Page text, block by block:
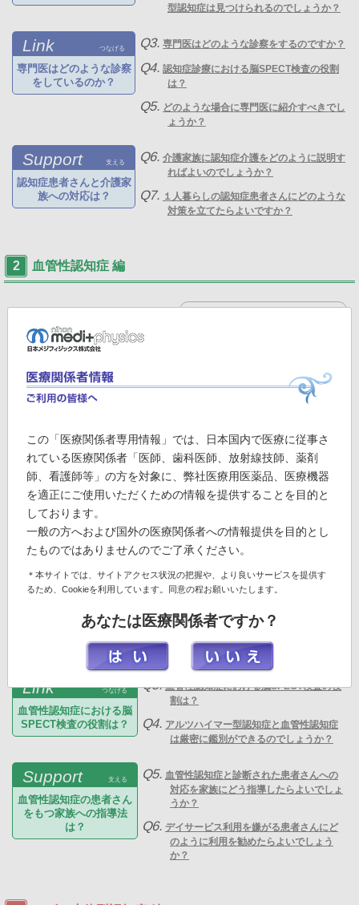
型認知症は見つけられるのでしょうか？
Link つなげる
専門医はどのような診察
をしているのか？
Q3. 専門医はどのような診察をするのですか？
Q4. 認知症診療における脳SPECT検査の役割
は？
Q5. どのような場合に専門医に紹介すべきでし
ょうか？
Support 支える
認知症患者さんと介護家
族への対応は？
Q6. 介護家族に認知症介護をどのように説明す
ればよいのでしょうか？
Q7. １人暮らしの認知症患者さんにどのような
対策を立てたらよいですか？
血管性認知症 編
に位置し、要介護の原因疾患として最も多いものです。従来から脳血管
障害に認知症を伴うとき、血管性認知症と安易に診断されてきた可能性
性認知症の存在を除外しなければならず、逆の場合も同様です。しか
し、実際には両者を合併する患者さんが多いと思われます。血管性認知
症は、解決しなければならない問題点を数多く抱える病態なのです。さ
らに今日、アルツハイマー型認知症と血管性認知症は、臨床症状や血管
性危険因子など多くの点で類似性を示すことが強調されてきています。
今回は、かかりつけ医の先生方が日常臨床で遭遇する機会の多い血管性
認知症の病態とその対策について解説を行いたいと思います。
Notice
血管性認知症をどう考え
Q1. 血管性認知症をどう考えたらよいでしょ
うか？
Link つなげる
血管性認知症における脳
SPECT検査の役割は？
Q3.血管性認知症における脳SPECT検査の役
割は？
Q4. アルツハイマー型認知症と血管性認知症
は厳密に鑑別ができるのでしょうか？
Support 支える
血管性認知症の患者さん
をもつ家族への指導法
は？
Q5. 血管性認知症と診断された患者さんへの
対応を家族にどう指導したらよいでしょ
うか？
Q6. デイサービス利用を嫌がる患者さんにど
のように利用を勧めたらよいでしょう
か？
この「医療関係者専用情報」では、日本国内で医療に従事さ
れている医療関係者「医師、歯科医師、放射線技師、薬剤
師、看護師等」の方を対象に、弊社医療用医薬品、医療機器
を適正にご使用いただくための情報を提供することを目的と
しております。
一般の方へおよび国外の医療関係者への情報提供を目的とし
たものではありませんのでご了承ください。
＊本サイトでは、サイトアクセス状況の把握や、より良いサービスを提供す
るため、Cookieを利用しています。同意の程お願いいたします。
あなたは医療関係者ですか？